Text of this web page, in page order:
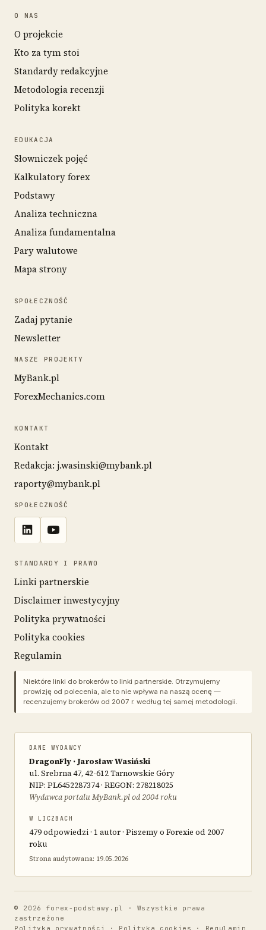
O NAS
O projekcie
Kto za tym stoi
Standardy redakcyjne
Metodologia recenzji
Polityka korekt
EDUKACJA
Słowniczek pojęć
Kalkulatory forex
Podstawy
Analiza techniczna
Analiza fundamentalna
Pary walutowe
Mapa strony
SPOŁECZNOŚĆ
Zadaj pytanie
Newsletter
NASZE PROJEKTY
MyBank.pl
ForexMechanics.com
KONTAKT
Kontakt
Redakcja: j.wasinski@mybank.pl
raporty@mybank.pl
SPOŁECZNOŚĆ
STANDARDY I PRAWO
Linki partnerskie
Disclaimer inwestycyjny
Polityka prywatności
Polityka cookies
Regulamin
Niektóre linki do brokerów to linki partnerskie. Otrzymujemy
prowizję od polecenia, ale to nie wpływa na naszą ocenę —
recenzujemy brokerów od 2007 r. według tej samej metodologii.
DANE WYDAWCY
DragonFly · Jarosław Wasiński
ul. Srebrna 47, 42-612 Tarnowskie Góry
NIP: PL6452287374 · REGON: 278218025
Wydawca portalu MyBank.pl od 2004 roku
W LICZBACH
479 odpowiedzi · 1 autor · Piszemy o Forexie od 2007
roku
Strona audytowana: 19.05.2026
© 2026 forex-podstawy.pl · Wszystkie prawa
zastrzeżone
Polityka prywatności
· Polityka cookies · Regulamin